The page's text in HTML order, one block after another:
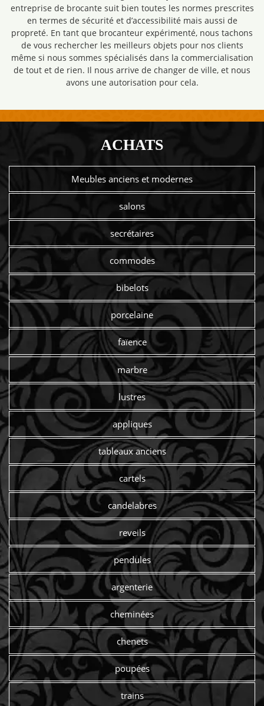
entreprise de brocante suit bien toutes les normes prescrites
en termes de sécurité et d’accessibilité mais aussi de
propreté. En tant que brocanteur expérimenté, nous tachons
de vous rechercher les meilleurs objets pour nos clients
même si nous sommes spécialisés dans la commercialisation
de tout et de rien. Il nous arrive de changer de ville, et nous
avons une autorisation pour cela.
ACHATS
Meubles anciens et modernes
salons
secrétaires
commodes
bibelots
porcelaine
faïence
marbre
lustres
appliques
tableaux anciens
cartels
candelabres
reveils
pendules
argenterie
cheminées
chenets
poupées
trains